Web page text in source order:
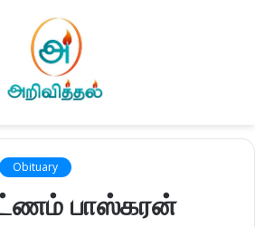
Obituary
பாஸ்கரன்